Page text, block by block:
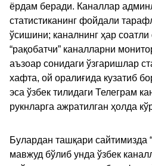
ёрдам беради. Каналлар
статистиканинг фойдали
ўсишини; каналнинг ҳар соатли
“рақобатчи” каналларни
аъзоар сонидаги ўзгаришлар
хафта, ой оралиғида кузатиб
эса ўзбек тилидаги Телеграм
рукнларга ажратилган ҳолда
Булардан ташқари сайтимизда
мавжуд бўлиб унда ўзбек